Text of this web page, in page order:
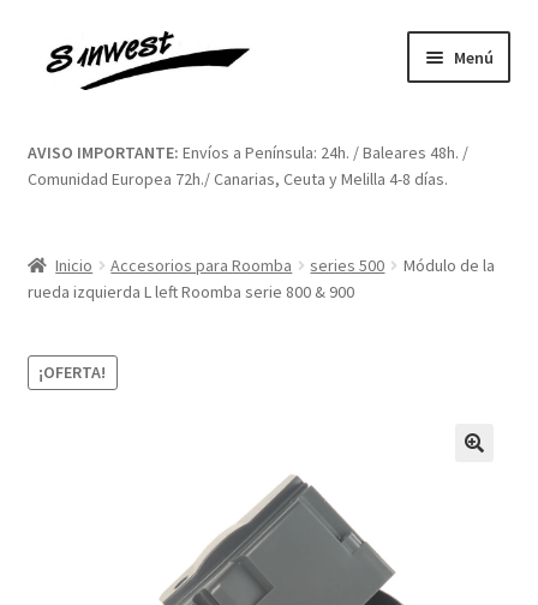
Menú
Aviso legal
Contacto
AVISO IMPORTANTE: Envíos a Península: 24h. / Baleares 48h. /
Comunidad Europea 72h./ Canarias, Ceuta y Melilla 4-8 días.
Inicio Accesorios para Roomba series 500
Módulo de la
rueda izquierda L left Roomba serie 800 & 900
¡OFERTA!